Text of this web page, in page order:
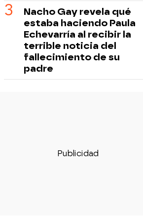
Nacho Gay revela qué
estaba haciendo Paula
Echevarría al recibir la
terrible noticia del
fallecimiento de su
padre